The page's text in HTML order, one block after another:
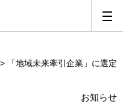
> 「地域未来牽引企業」に選定
お知らせ